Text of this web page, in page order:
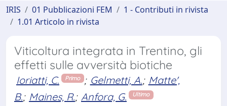
IRIS 01 Pubblicazioni FEM
1 - Contributi in rivista
1.01 Articolo in rivista
Viticoltura integrata in Trentino, gli
effetti sulle avversità biotiche
Ioriatti, C. Primo ; Gelmetti, A.; Matte',
B.; Maines, R.; Anfora, G. Ultimo